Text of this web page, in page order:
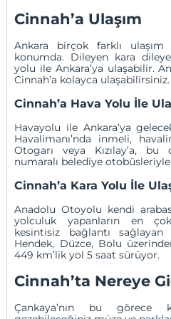
Cinnah’a Ulaşım
Ankara birçok farklı
konumda. Dileyen kara
yolu ile Ankara’ya ulaşabilir.
Cinnah’a kolayca ulaşabilirsiniz.
Cinnah’a Hava Yolu İle
Havayolu ile Ankara’ya
Havalimanı’nda inmeli,
Otogarı veya Kızılay’a,
numaralı belediye
Cinnah’a Kara Yolu İle
Anadolu Otoyolu kendi
yolculuk yapanların en
kesintisiz bağlantı
Hendek, Düzce, Bolu
449 km’lik yol 5 saat sürüyor.
Cinnah’ta Nereye
Çankaya’nın bu görece